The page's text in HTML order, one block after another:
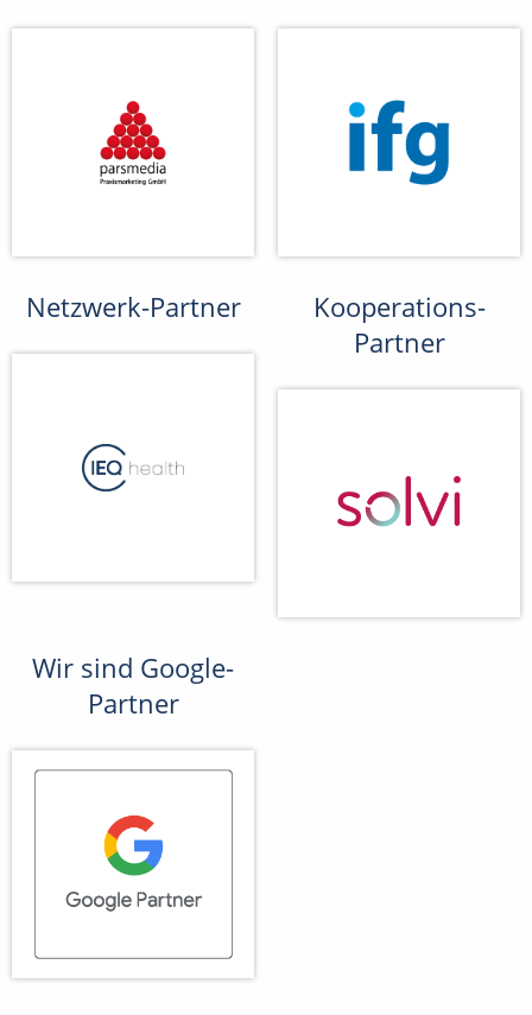
Netzwerk-Partner
Kooperations-
Partner
Wir sind Google-
Partner